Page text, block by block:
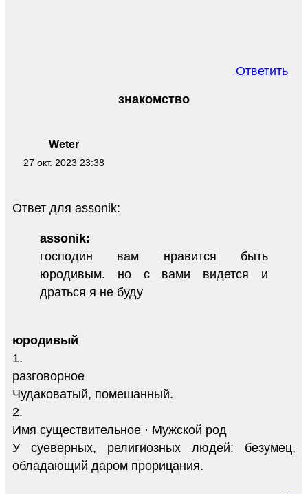
Ответить
Weter
27 окт. 2023 23:38
знакомство
Ответ для assonik:
assonik:
господин вам нравится быть
юродивым. но с вами видется и
драться я не буду
юродивый
1.
разговорное
Чудаковатый, помешанный.
2.
Имя существительное · Мужской род
У суеверных, религиозных людей: безумец,
обладающий даром прорицания.